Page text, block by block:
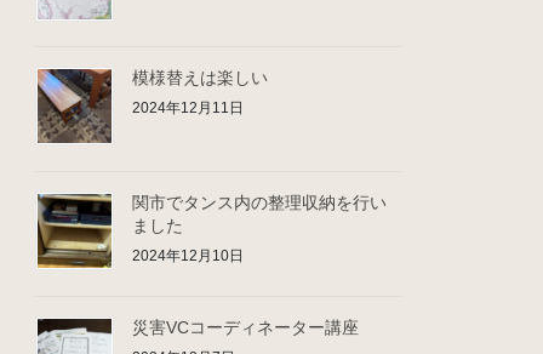
模様替えは楽しい
2024年12月11日
関市でタンス内の整理収納を行い
ました
2024年12月10日
災害VCコーディネーター講座